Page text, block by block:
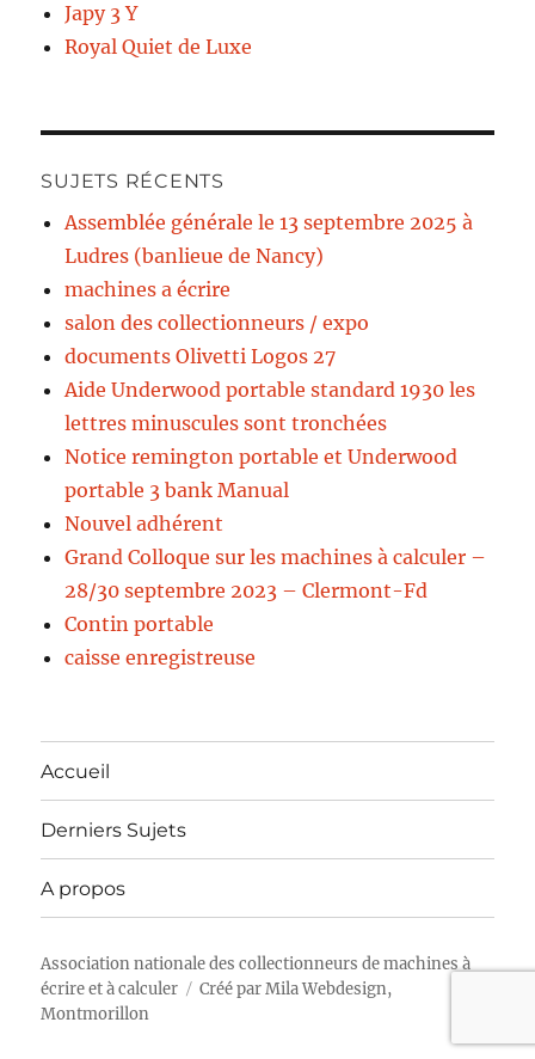
Japy 3 Y
Royal Quiet de Luxe
SUJETS RÉCENTS
Assemblée générale le 13 septembre 2025 à
Ludres (banlieue de Nancy)
machines a écrire
salon des collectionneurs / expo
documents Olivetti Logos 27
Aide Underwood portable standard 1930 les
lettres minuscules sont tronchées
Notice remington portable et Underwood
portable 3 bank Manual
Nouvel adhérent
Grand Colloque sur les machines à calculer –
28/30 septembre 2023 – Clermont-Fd
Contin portable
caisse enregistreuse
Accueil
Derniers Sujets
A propos
Association nationale des collectionneurs de machines à
écrire et à calculer
Créé parMila Webdesign,
Montmorillon